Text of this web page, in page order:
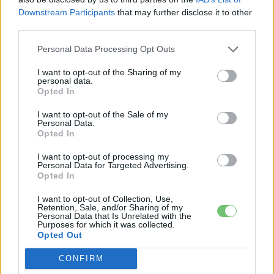
Downstream Participants that may further disclose it to other
Personal Data Processing Opt Outs
I want to opt-out of the Sharing of my
personal data.
Opted In
I want to opt-out of the Sale of my
Personal Data.
Opted In
I want to opt-out of processing my
Personal Data for Targeted Advertising.
Opted In
I want to opt-out of Collection, Use,
Retention, Sale, and/or Sharing of my
Personal Data that Is Unrelated with the
Purposes for which it was collected.
Opted Out
CONFIRM
TÖBB A SZERZŐTŐL
Akkumulátor
áttörésre
Elektromos
Smart #2 – kiderült az ár és a
Elektromos
Tesla: visszatért a régi árazás a magyar
Supercharger-hálózaton